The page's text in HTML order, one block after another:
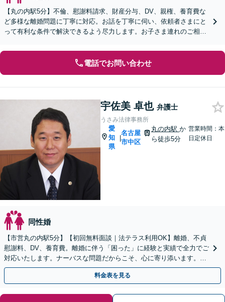
【丸の内駅5分】不倫、慰謝料請求、財産分与、DV、親権、養育費な
ど多様な離婚問題に丁寧に対応。お話を丁寧に伺い、依頼者さまにと
って有利な条件で解決できるよう尽力します。お子さま連れのご相談
電話でお問い合わせ
宇佐美 卓也 弁護士
うさみ法律事務所
愛
知
県
|
名古屋
市中区
丸の内駅か
ら徒歩5分
営業時間：本
日定休日
同性婚
【市営丸の内駅5分】【初回無料面談｜法テラス利用OK】離婚、不貞
慰謝料、DV、養育費。離婚に伴う「困った」に経験と実績で全力でご
対応いたします。ナーバスな問題だからこそ、心に寄り添います。話
しやすい弁護士です。まずはお気軽にご相談を！
料金表を見る